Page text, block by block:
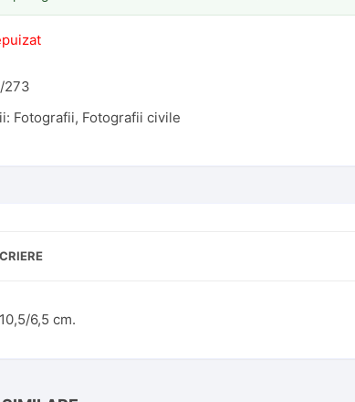
273
Fotografii, Fotografii civile
6,5 cm.